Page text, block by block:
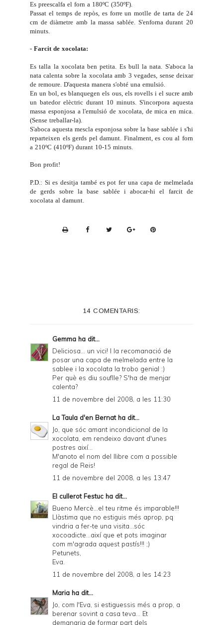
Es preescalfa el forn a 180ºC (350ºF).
Passat el temps de repòs, es forre un motlle de tarta de 24
cm de diàmetre amb la massa sablée. S'enforna durant 20
minuts.
- Farcit de xocolata:
Es talla la xocolata ben petita. Es bull la nata. S'aboca la
nata calenta sobre la xocolata amb 3 vegades, sense deixar
de remoure. D'aquesta manera s'obté una emulsió.
En un bol, es blanquegen els ous, els rovells i el sucre amb
un batedor elèctric durant 10 minuts. S'incorpora aquesta
massa esponjosa a l'emulsió de xocolata, de mica en mica.
(Sense treballar-la).
S'aboca aquesta mescla esponjosa sobre la base sablée i s'hi
reparteixen els gerds pel damunt. Finalment, es cou al forn
a 210ºC (410ºF) durant 10-15 minuts.
Bon profit!
P.D.: Si es desitja també es pot fer una capa de melmelada
de gerds sobre la base sablée i abocar-hi el farcit de
xocolata al damunt.
i
e
l
y
a
n
d
P
D
F
14 COMENTARIS:
Gemma ha dit...
Deliciosa... un vici! I la recomanació de
posar una capa de melmelada entre la
sablee i la xocolata la trobo genial :)
Per què es diu souflle? S'ha de menjar
calenta?
11 de novembre del 2008, a les 11:30
La Taula d'en Bernatha dit...
Jo, que sóc amant incondicional de la
xocolata, em rendeixo davant d'unes
postres així...
M'anoto el nom del llibre com a possible
regal de Reis!
11 de novembre del 2008, a les 13:47
El cullerot Festuc ha dit...
Bueno Mercè...el teu ritme és imparable!!!
Llàstima que no estiguis més aprop, pq
vindria a fer-te una visita...sóc
xocoadicte...així que et pots imaginar
com m'agrada aquest pastís!!! ;)
Petunets,
Eva.
11 de novembre del 2008, a les 14:23
Maria ha dit...
Jo, com l'Eva, si estiguessis més a prop, a
berenar sovint a casa teva... Et
demanaria de formar part dels